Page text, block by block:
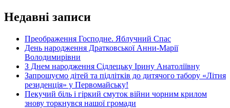
Недавні записи
Преображення Господне. Яблучний Спас
День народження Дратковської Анни-Марії
Володимирівни
З Днем народження Сідлецьку Ірину Анатоліївну
Запрошуємо дітей та підлітків до дитячого табору «Літня
резиденція» у Первомайську!
Пекучий біль і гіркий смуток війни чорним крилом
знову торкнувся нашої громади